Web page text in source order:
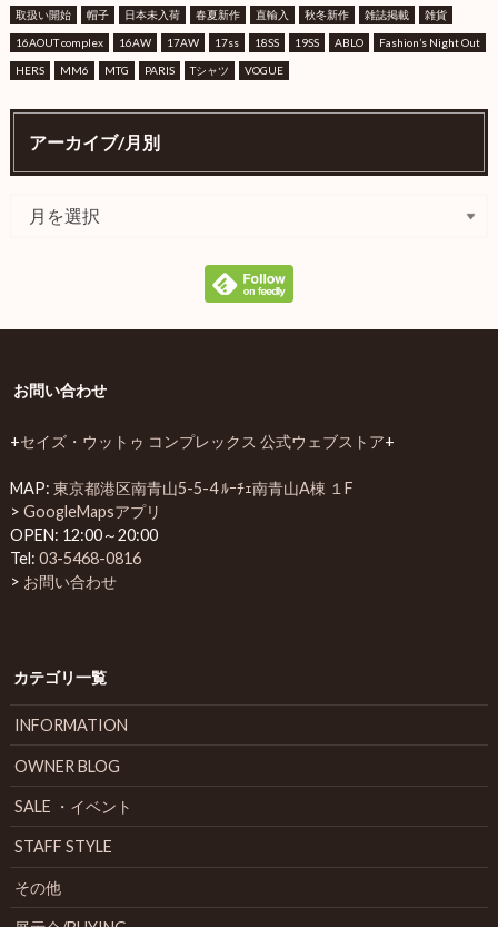
取扱い開始 帽子 日本未入荷 春夏新作 直輸入 秋冬新作 雑誌掲載 雑貨
16AOUT complex 16AW 17AW 17ss 18SS 19SS ABLO Fashion’s Night Out
HERS MM6 MTG PARIS Tシャツ VOGUE
アーカイブ/月別
お問い合わせ
+セイズ・ウットゥ コンプレックス 公式ウェブストア+
MAP: 東京都港区南青山5-5-4 ﾙｰﾁｪ南青山A棟 １F
> GoogleMapsアプリ
OPEN: 12:00～20:00
Tel: 03-5468-0816
> お問い合わせ
カテゴリ一覧
INFORMATION
OWNER BLOG
SALE ・イベント
STAFF STYLE
その他